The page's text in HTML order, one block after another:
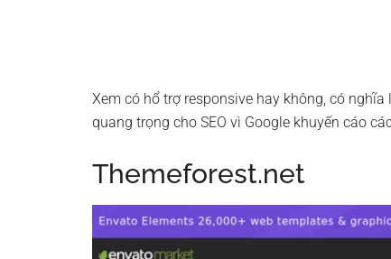
Xem có hổ trợ responsive hay không, có
quang trọng cho SEO vì Google khuyến cáo
Themeforest.net